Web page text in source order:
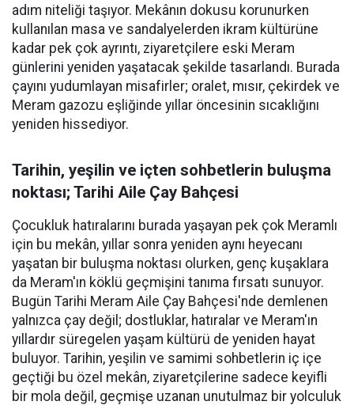
adım niteliği taşıyor. Mekânın dokusu korunurken
kullanılan masa ve sandalyelerden ikram kültürüne
kadar pek çok ayrıntı, ziyaretçilere eski Meram
günlerini yeniden yaşatacak şekilde tasarlandı. Burada
çayını yudumlayan misafirler; oralet, mısır, çekirdek ve
Meram gazozu eşliğinde yıllar öncesinin sıcaklığını
yeniden hissediyor.
Tarihin, yeşilin ve içten sohbetlerin buluşma
noktası; Tarihi Aile Çay Bahçesi
Çocukluk hatıralarını burada yaşayan pek çok Meramlı
için bu mekân, yıllar sonra yeniden aynı heyecanı
yaşatan bir buluşma noktası olurken, genç kuşaklara
da Meram'ın köklü geçmişini tanıma fırsatı sunuyor.
Bugün Tarihi Meram Aile Çay Bahçesi'nde demlenen
yalnızca çay değil; dostluklar, hatıralar ve Meram'ın
yıllardır süregelen yaşam kültürü de yeniden hayat
buluyor. Tarihin, yeşilin ve samimi sohbetlerin iç içe
geçtiği bu özel mekân, ziyaretçilerine sadece keyifli
bir mola değil, geçmişe uzanan unutulmaz bir yolculuk